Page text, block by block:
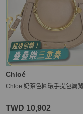
Chloé
Chloe 奶茶色圓環手提包肩
TWD 10,902